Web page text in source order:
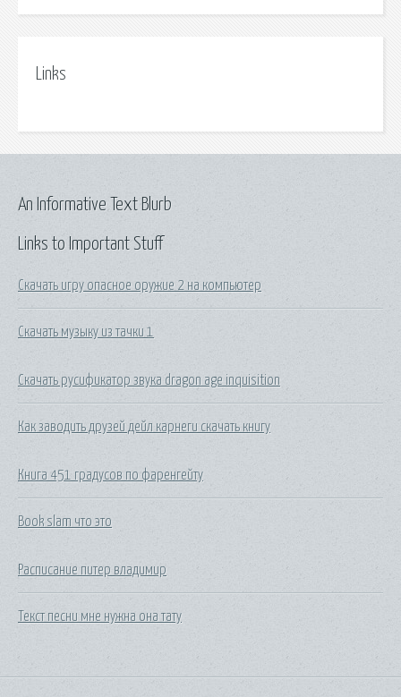
Links
Links to Important Stuff
Скачать игру опасное оружие 2 на компьютер
Скачать музыку из тачки 1
Скачать русификатор звука dragon age inquisition
Как заводить друзей дейл карнеги скачать книгу
Книга 451 градусов по фаренгейту
Book slam что это
Расписание питер владимир
Текст песни мне нужна она тату
An Informative Text Blurb